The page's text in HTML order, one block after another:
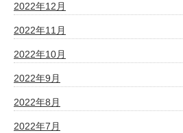
2022年12月
2022年11月
2022年10月
2022年9月
2022年8月
2022年7月